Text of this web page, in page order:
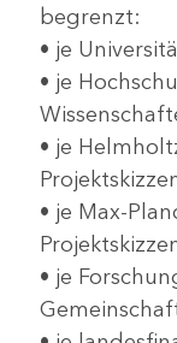
begrenzt:
• je
• je
• je
• je Max-
• je